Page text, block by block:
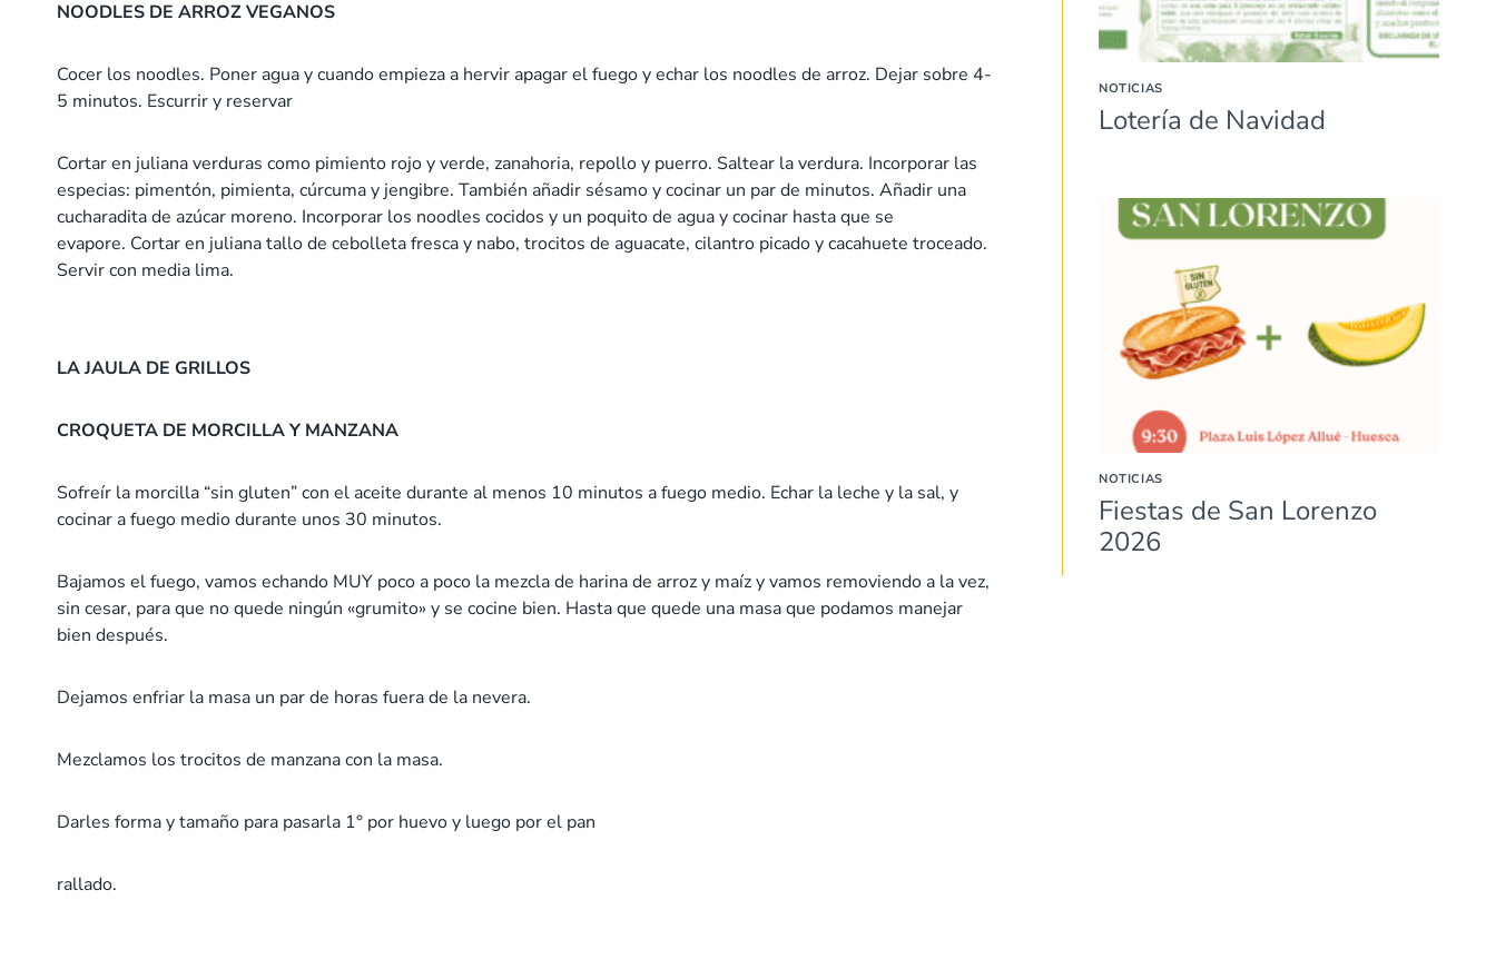
NOODLES DE ARROZ VEGANOS
Cocer los noodles. Poner agua y cuando empieza a hervir apagar el fuego y echar los noodles de arroz. Dejar sobre 4-
5 minutos. Escurrir y reservar
Cortar en juliana verduras como pimiento rojo y verde, zanahoria, repollo y puerro. Saltear la verdura. Incorporar las
especias: pimentón, pimienta, cúrcuma y jengibre. También añadir sésamo y cocinar un par de minutos. Añadir una
cucharadita de azúcar moreno. Incorporar los noodles cocidos y un poquito de agua y cocinar hasta que se
evapore. Cortar en juliana tallo de cebolleta fresca y nabo, trocitos de aguacate, cilantro picado y cacahuete troceado.
Servir con media lima.
LA JAULA DE GRILLOS
CROQUETA DE MORCILLA Y MANZANA
Sofreír la morcilla “sin gluten” con el aceite durante al menos 10 minutos a fuego medio. Echar la leche y la sal, y
cocinar a fuego medio durante unos 30 minutos.
Bajamos el fuego, vamos echando MUY poco a poco la mezcla de harina de arroz y maíz y vamos removiendo a la vez,
sin cesar, para que no quede ningún «grumito» y se cocine bien. Hasta que quede una masa que podamos manejar
bien después.
Dejamos enfriar la masa un par de horas fuera de la nevera.
Mezclamos los trocitos de manzana con la masa.
Darles forma y tamaño para pasarla 1° por huevo y luego por el pan
rallado.
NOTICIAS
Lotería de Navidad
NOTICIAS
Fiestas de San Lorenzo
2026